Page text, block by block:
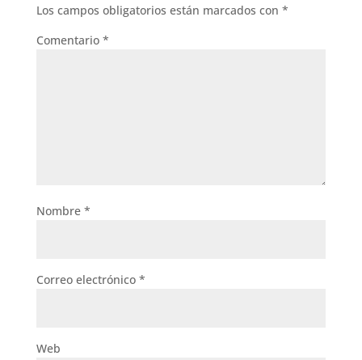
Los campos obligatorios están marcados con *
Comentario *
Nombre *
Correo electrónico *
Web